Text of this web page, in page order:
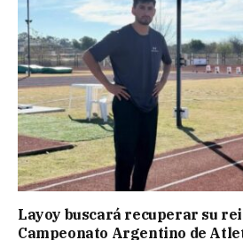
Layoy buscará recuperar su
Campeonato Argentino de